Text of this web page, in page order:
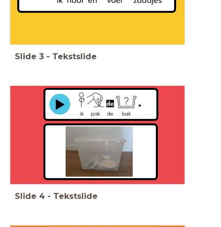
Slide 3 - Tekstslide
Slide 4 - Tekstslide